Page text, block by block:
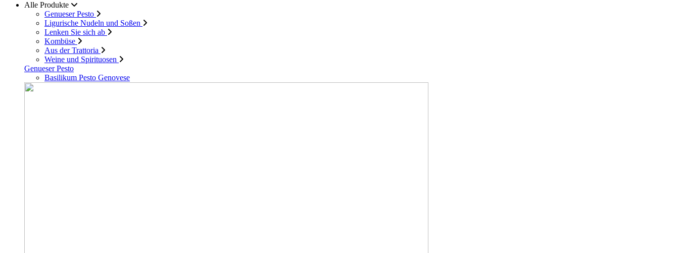
Alle Produkte
Genueser Pesto
Ligurische Nudeln und Soßen
Lenken Sie sich ab
Kombüse
Aus der Trattoria
Weine und Spirituosen
Genueser Pesto
Basilikum Pesto Genovese